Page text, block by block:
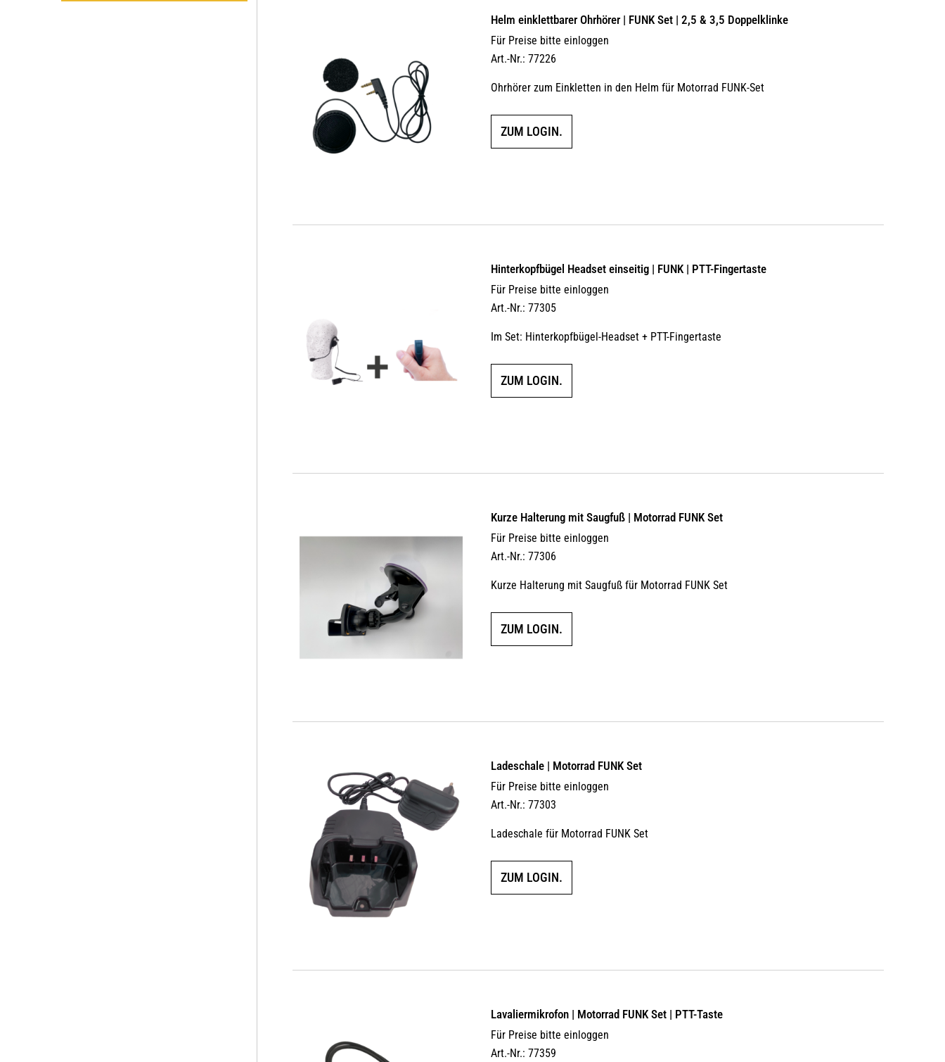
Helm einklettbarer Ohrhörer | FUNK Set | 2,5 & 3,5 Doppelklinke
Für Preise bitte einloggen
Art.-Nr.: 77226
Ohrhörer zum Einkletten in den Helm für Motorrad FUNK-Set
ZUM LOGIN.
Hinterkopfbügel Headset einseitig | FUNK | PTT-Fingertaste
Für Preise bitte einloggen
Art.-Nr.: 77305
Im Set: Hinterkopfbügel-Headset + PTT-Fingertaste
ZUM LOGIN.
Kurze Halterung mit Saugfuß | Motorrad FUNK Set
Für Preise bitte einloggen
Art.-Nr.: 77306
Kurze Halterung mit Saugfuß für Motorrad FUNK Set
ZUM LOGIN.
Ladeschale | Motorrad FUNK Set
Für Preise bitte einloggen
Art.-Nr.: 77303
Ladeschale für Motorrad FUNK Set
ZUM LOGIN.
Lavaliermikrofon | Motorrad FUNK Set | PTT-Taste
Für Preise bitte einloggen
Art.-Nr.: 77359